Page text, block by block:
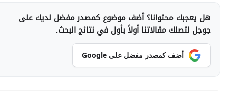
هل يعجبك محتوانا؟ أضف موضوع كمصدر مفضل لديك على
جوجل لتصلك مقالاتنا أولاً بأول في نتائج البحث.
أضف كمصدر مفضل على Google